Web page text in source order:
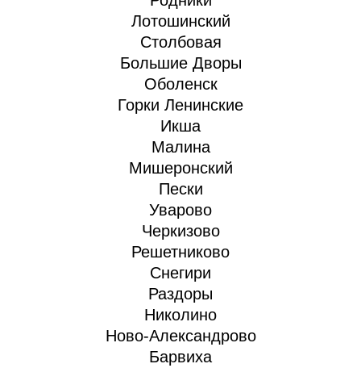
Лотошинский
Столбовая
Большие Дворы
Оболенск
Горки Ленинские
Икша
Малина
Мишеронский
Пески
Уварово
Черкизово
Решетниково
Снегири
Раздоры
Николино
Ново-Александрово
Барвиха